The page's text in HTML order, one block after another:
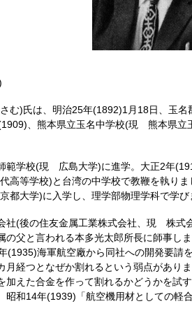
)氏は、明治25年(1892)1月18日、玉
、熊本県立玉名中学校(現 熊本県立
範学校(現 広島大学)に進学。大正2年
等学校)と台湾の中学校で教鞭を執り
大学)に入学し、理学部物理学科で学び
社(後の住友金属工業株式会社、現 株式
の父と言われる本多光太郎所長に師事し
(1935)海軍航空廠から同社への開発要請
月経つとなぜか割れるという弱点があり
加えた合金を作って割れるかどうかを試
昭和14年(1939)「航空機用材としての